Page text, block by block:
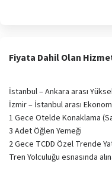
Fiyata Dahil Olan
İstanbul – Ankara arası
İzmir – İstanbul arası
1 Gece Otelde Konaklama
3 Adet Öğlen Yemeği
2 Gece TCDD Özel Trende
Tren Yolculuğu esnasında